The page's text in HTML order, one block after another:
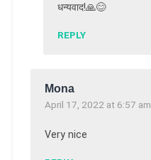
धन्यवाद!🙏😊
REPLY
Mona
April 17, 2022 at 6:57 am
Very nice